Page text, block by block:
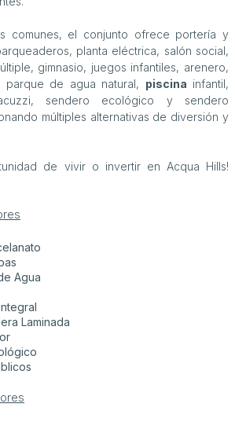
comunes, el conjunto ofrece portería y
planta eléctrica, salón social,
gimnasio, juegos infantiles, arenero,
parque de agua natural, piscina infantil,
sendero ecológico y sendero
múltiples alternativas de diversión y
de vivir o invertir en Acqua Hills!
Agua
Laminada